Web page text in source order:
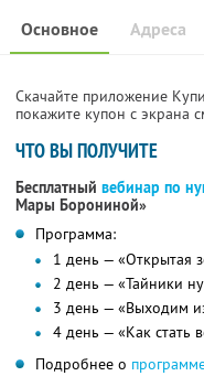
Основное Адреса
Скачайте приложение
покажите купон с экрана
ЧТО ВЫ ПОЛУЧИТЕ
Бесплатный вебинар по
Мары Борониной»
Программа:
1 день — «Открытая
2 день — «Тайники
3 день — «Выходим
4 день — «Как стать
Подробнее о